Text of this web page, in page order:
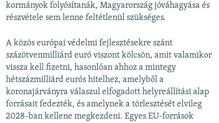
kormányok folyósítanák, Magyarország jóváhagyása és
részvétele sem lenne feltétlenül szükséges.
A közös európai védelmi fejlesztésekre szánt
százötvenmilliárd euró viszont kölcsön, amit valamikor
vissza kell fizetni, hasonlóan ahhoz a mintegy
hétszázmilliárd eurós hitelhez, amelyből a
koronajárványra válaszul elfogadott helyreállítási alap
forrásait fedezték, és amelynek a törlesztését elvileg
2028-ban kellene megkezdeni. Egyes EU-források